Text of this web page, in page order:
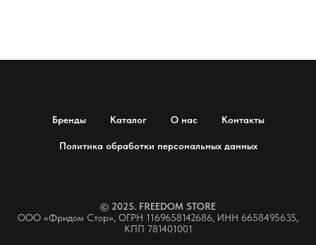
Бренды Каталог О нас Контакты
Политика обработки персональных данных
© 2025. FREEDOM STORE
ООО «Фридом Стор», ОГРН 1169658142686, ИНН 6658495635,
КПП 781401001